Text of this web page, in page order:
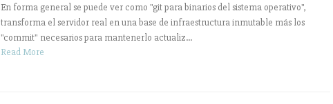
En forma general se puede ver como "git para binarios del sistema operativo",
transforma el servidor real en una base de infraestructura inmutable más los
"commit" necesarios para mantenerlo actualiz...
Read More